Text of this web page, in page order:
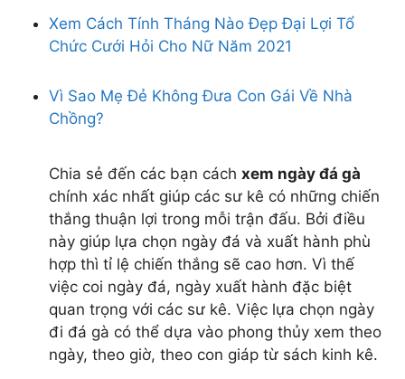
Phường 15 - Bình Thạnh - TPHCM
Hotline: 0938189222
Giá lợn hơi
Giá xăng hôm nay
Tỷ giá vcb
Tỷ giá ngoại tệ
Tỷ giá euro
Giá cà phê hôm nay
Giá tiêu hôm nay
Xổ số vietlott
Vietlott
giá bitcoin
giá gas
giá điện
Xem Cách Tính Tháng Nào Đẹp Đại Lợi Tổ
Chức Cưới Hỏi Cho Nữ Năm 2021
Vì Sao Mẹ Đẻ Không Đưa Con Gái Về Nhà
Chồng?
Chia sẻ đến các bạn cách xem ngày đá gà
chính xác nhất giúp các sư kê có những chiến
thắng thuận lợi trong mỗi trận đấu. Bởi điều
này giúp lựa chọn ngày đá và xuất hành phù
hợp thì tỉ lệ chiến thắng sẽ cao hơn. Vì thế
việc coi ngày đá, ngày xuất hành đặc biệt
quan trọng với các sư kê. Việc lựa chọn ngày
đi đá gà có thể dựa vào phong thủy xem theo
ngày, theo giờ, theo con giáp từ sách kinh kê.